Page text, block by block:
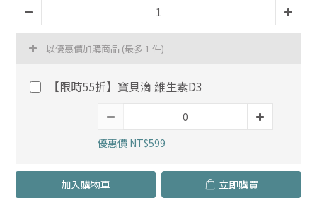
以優惠價加購商品 (最多 1 件)
【限時55折】寶貝滴 維生素D3
優惠價 NT$599
加入購物車 立即購買